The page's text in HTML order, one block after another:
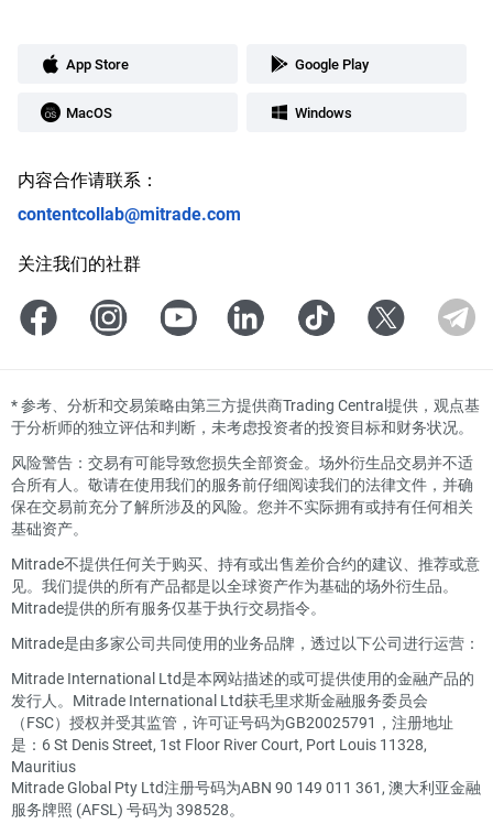
App Store Google Play
MacOS Windows
内容合作请联系：
contentcollab@mitrade.com
关注我们的社群
*参考、分析和交易策略由第三方提供商Trading Central提供，观点基
于分析师的独立评估和判断，未考虑投资者的投资目标和财务状况。
风险警告：交易有可能导致您损失全部资金。场外衍生品交易并不适
合所有人。敬请在使用我们的服务前仔细阅读我们的法律文件，并确
保在交易前充分了解所涉及的风险。您并不实际拥有或持有任何相关
基础资产。
Mitrade不提供任何关于购买、持有或出售差价合约的建议、推荐或意
见。我们提供的所有产品都是以全球资产作为基础的场外衍生品。
Mitrade提供的所有服务仅基于执行交易指令。
Mitrade是由多家公司共同使用的业务品牌，透过以下公司进行运营：
Mitrade International Ltd是本网站描述的或可提供使用的金融产品的
发行人。Mitrade International Ltd获毛里求斯金融服务委员会
（FSC）授权并受其监管，许可证号码为GB20025791，注册地址
是：6 St Denis Street, 1st Floor River Court, Port Louis 11328,
Mauritius
Mitrade Global Pty Ltd注册号码为ABN 90 149 011 361, 澳大利亚金融
服务牌照 (AFSL) 号码为 398528。